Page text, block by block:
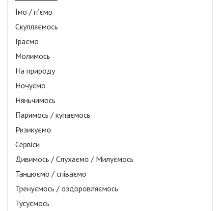
Їмо / п’ємо
Скупляємось
Граємо
Молимось
На природу
Ночуємо
Няньчимось
Паримось / купаємось
Ризикуємо
Сервіси
Дивимось / Слухаємо / Милуємось
Танцюємо / співаємо
Тренуємось / оздоровляємось
Тусуємось